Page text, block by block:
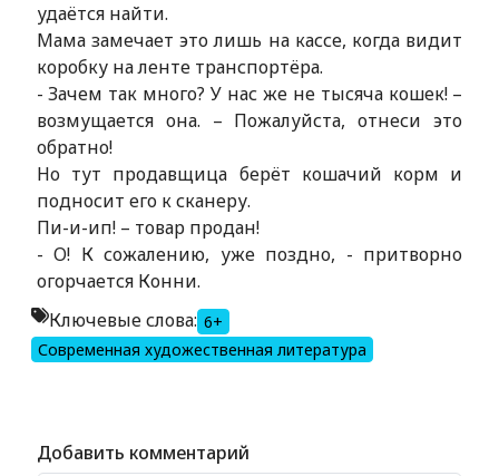
удаётся найти.
Мама замечает это лишь на кассе, когда видит
коробку на ленте транспортёра.
- Зачем так много? У нас же не тысяча кошек! –
возмущается она. – Пожалуйста, отнеси это
обратно!
Но тут продавщица берёт кошачий корм и
подносит его к сканеру.
Пи-и-ип! – товар продан!
- О! К сожалению, уже поздно, - притворно
огорчается Конни.
Ключевые слова: 6+
Современная художественная литература
Добавить комментарий